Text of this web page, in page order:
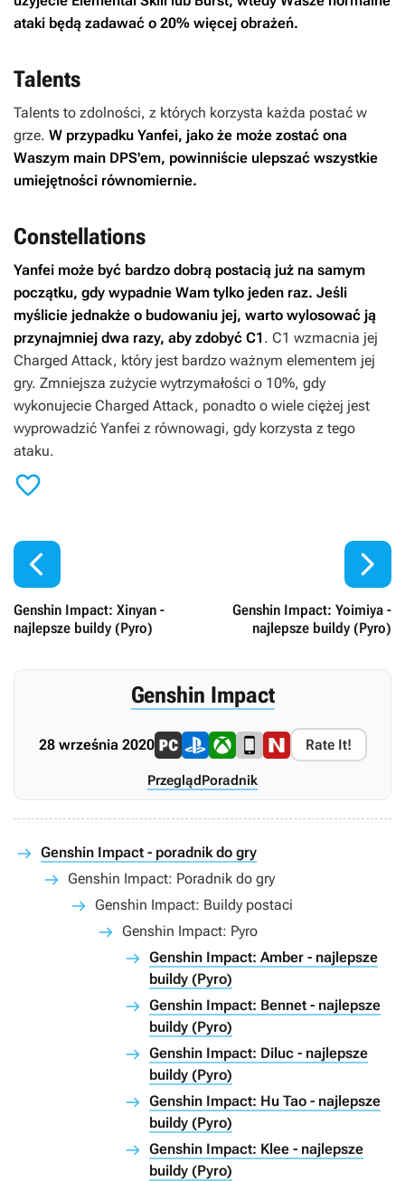
ataki będą zadawać o 20% więcej obrażeń.
Talents
Talents to zdolności, z których korzysta każda postać w
grze. W przypadku Yanfei, jako że może zostać ona
Waszym main DPS'em, powinniście ulepszać wszystkie
umiejętności równomiernie.
Constellations
Yanfei może być bardzo dobrą postacią już na samym
początku, gdy wypadnie Wam tylko jeden raz. Jeśli
myślicie jednakże o budowaniu jej, warto wylosować ją
przynajmniej dwa razy, aby zdobyć C1 . C1 wzmacnia jej
Charged Attack, który jest bardzo ważnym elementem jej
gry. Zmniejsza zużycie wytrzymałości o 10%, gdy
wykonujecie Charged Attack, ponadto o wiele ciężej jest
wyprowadzić Yanfei z równowagi, gdy korzysta z tego
ataku.


Genshin Impact: Xinyan -
najlepsze buildy (Pyro)
Genshin Impact: Yoimiya -
najlepsze buildy (Pyro)

Genshin Impact
28 września 2020 Rate It!
PrzeglądPoradnik
Genshin Impact - poradnik do gry
Genshin Impact: Poradnik do gry
Genshin Impact: Buildy postaci
Genshin Impact: Pyro
Genshin Impact: Amber - najlepsze
buildy (Pyro)
Genshin Impact: Bennet - najlepsze
buildy (Pyro)
Genshin Impact: Diluc - najlepsze
buildy (Pyro)
Genshin Impact: Hu Tao - najlepsze
buildy (Pyro)
Genshin Impact: Klee - najlepsze
buildy (Pyro)